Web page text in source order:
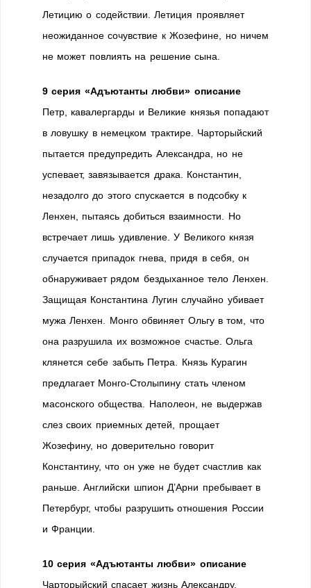
Летицию о содействии. Летиция проявляет
неожиданное сочувствие к Жозефине, но ничем
не может повлиять на решение сына.
9 серия «Адъютанты любви» описание
Петр, кавалергарды и Великие князья попадают
в ловушку в немецком трактире. Чарторыйский
пытается предупредить Александра, но не
успевает, завязывается драка. Константин,
незадолго до этого спускается в подсобку к
Ленхен, пытаясь добиться взаимности. Но
встречает лишь удивление. У Великого князя
случается припадок гнева, придя в себя, он
обнаруживает рядом бездыханное тело Ленхен.
Защищая Константина Лугин случайно убивает
мужа Ленхен. Монго обвиняет Ольгу в том, что
она разрушила их возможное счастье. Ольга
клянется себе забыть Петра. Князь Курагин
предлагает Монго-Столыпину стать членом
масонского общества. Наполеон, не выдержав
слез своих приемных детей, прощает
Жозефину, но доверительно говорит
Константину, что он уже не будет счастлив как
раньше. Английски шпион Д’Арни пребывает в
Петербург, чтобы разрушить отношения России
и Франции.
10 серия «Адъютанты любви» описание
Чарторыйский спасает жизнь Александру.